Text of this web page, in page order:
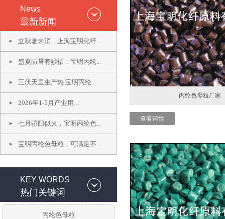
News
最新新闻
立秋暑未消，上海宝明化纤...
盛夏防暑有妙招，宝明丙纶...
三伏天里生产热 宝明丙纶...
2026年1-5月产业用...
七月骄阳似火，宝明丙纶色...
宝明丙纶色母粒，可满足不...
KEY WORDS
热门关键词
丙纶色母粒
丙纶色母粒厂家
查看详情